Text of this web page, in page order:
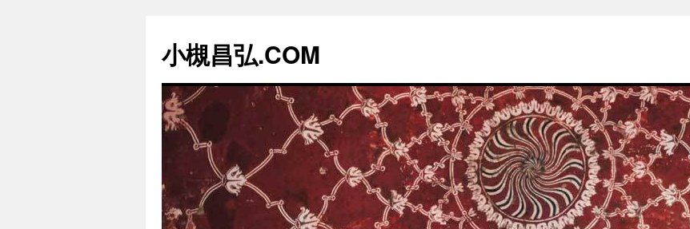
テ
ン
へ
ス
キ
小槻昌弘.COM